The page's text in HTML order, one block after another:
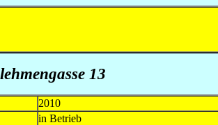
13
2010
in Betrieb